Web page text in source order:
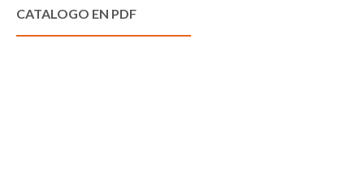
CATALOGO EN PDF